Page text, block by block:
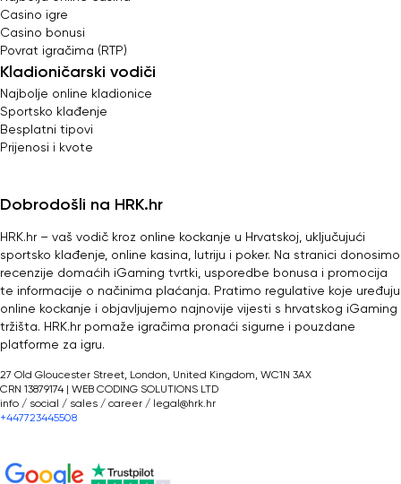
Casino igre
Casino bonusi
Povrat igračima (RTP)
Kladioničarski vodiči
Najbolje online kladionice
Sportsko klađenje
Besplatni tipovi
Prijenosi i kvote
Dobrodošli na HRK.hr
HRK.hr – vaš vodič kroz online kockanje u Hrvatskoj, uključujući
sportsko klađenje, online kasina, lutriju i poker. Na stranici donosimo
recenzije domaćih iGaming tvrtki, usporedbe bonusa i promocija
te informacije o načinima plaćanja. Pratimo regulative koje uređuju
online kockanje i objavljujemo najnovije vijesti s hrvatskog iGaming
tržišta. HRK.hr pomaže igračima pronaći sigurne i pouzdane
platforme za igru.
27 Old Gloucester Street, London, United Kingdom, WC1N 3AX
CRN 13879174 | WEB CODING SOLUTIONS LTD
info / social / sales / career / legal@hrk.hr
+447723445508